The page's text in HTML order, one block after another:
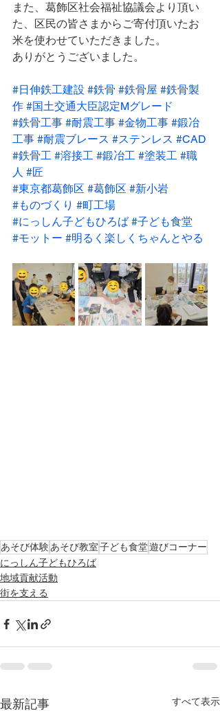
また、葛飾区社会福祉協議会より頂い
た、区民の皆さまからご寄付頂いたお
米を使わせていただきました。
ありがとうございました。
#日伸鉄工建設 #鉄骨 #鉄骨屋 #鉄骨製
作 #国土交通大臣認定Mグレード
#鉄骨工事 #耐震工事 #金物工事 #鍛冶
工事 #耐震ブレース #ステンレス #CAD
#鉄骨工 #溶接工 #鍛冶工 #塗装工 #職
人 #匠
#東京都葛飾区 #葛飾区 #新小岩
#ものづくり #町工場
#にっしん子どもひろば #子ども食堂
#モットー #明るく楽しくちゃんとやる
あそび体験あそび教室子ども食堂遊びコーナー
にっしん子どもひろば
地域貢献活動
街を支える
最新記事 すべて表示